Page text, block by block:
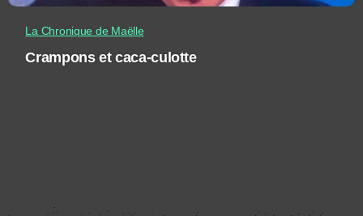
La Chronique de Maëlle
Crampons et caca-culotte